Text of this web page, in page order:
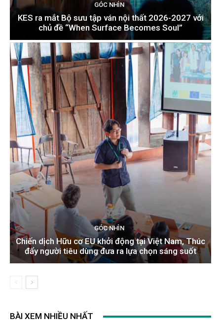
GÓC NHÌN
KES ra mắt Bộ sưu tập ván nội thất 2026-2027 với
chủ đề “When Surface Becomes Soul”
GÓC NHÌN
Chiến dịch Hữu cơ EU khởi động tại Việt Nam, Thúc
đẩy người tiêu dùng đưa ra lựa chọn sáng suốt
BÀI XEM NHIỀU NHẤT